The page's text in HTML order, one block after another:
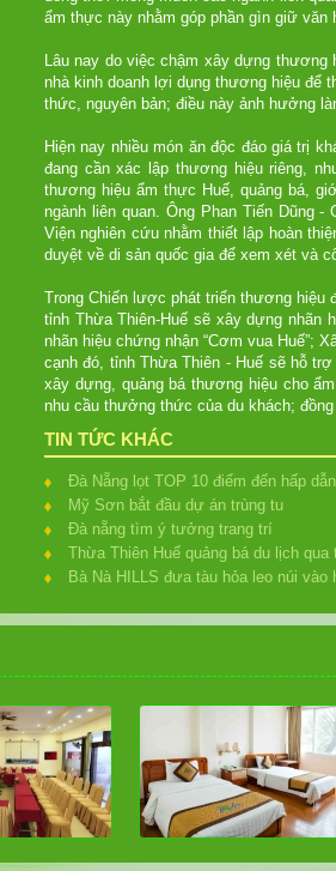
ẩm thực này nhằm góp phần gìn giữ văn
Lâu nay do việc chậm xây dựng thương
nhà kinh doanh lợi dụng thương hiệu để
thức, nguyên bản; điều này ảnh hưởng
Hiện nay nhiều món ăn độc đáo giá trị
đang cần xác lập thương hiệu riêng,
thương hiệu ẩm thực Huế, quảng bá,
ngành liên quan. Ông Phan Tiến Dũng
Viện nghiên cứu nhằm thiết lập hoàn
duyệt về di sản quốc gia để xem xét và
Trong Chiến lược phát triển thương hiệu
tỉnh Thừa Thiên-Huế sẽ xây dựng nhãn
nhãn hiệu chứng nhận “Cơm vua Huế”;
cạnh đó, tỉnh Thừa Thiên - Huế sẽ hỗ
xây dựng, quảng bá thương hiệu cho
nhu cầu thưởng thức của du khách;
TIN TỨC KHÁC
Đà Nẵng lọt TOP 10 điểm đến hấp
Mỹ Sơn bắt đầu dự án trùng tu
Đà nẵng tìm ý tưởng trang trí
Thừa Thiên Huế quảng bá du lịch qua
Bà Nà HILLS đưa tàu hỏa leo núi vào